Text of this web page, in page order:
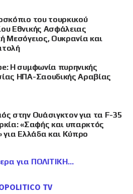
του τουρκικού
Εθνικής Ασφάλειας
Μεσόγειος, Ουκρανία και
Η συμφωνία πυρηνικής
ΗΠΑ-Σαουδικής Αραβίας
στην Ουάσιγκτον για τα F-35
«Σαφής και υπαρκτός
για Ελλάδα και Κύπρο
για ΠΟΛΙΤΙΚΗ
TV